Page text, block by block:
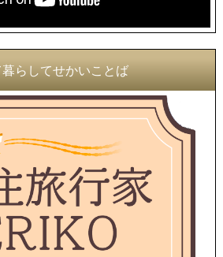
らしてせかいことば